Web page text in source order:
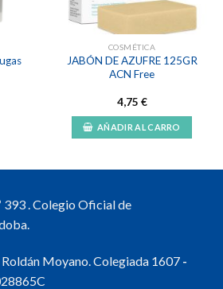
COSMÉTICA
JABÓN DE AZUFRE 125GR
ACN Free
4,75 €
AÑADIR AL CARRO
393 . Colegio Oficial de
Moyano. Colegiada 1607 -